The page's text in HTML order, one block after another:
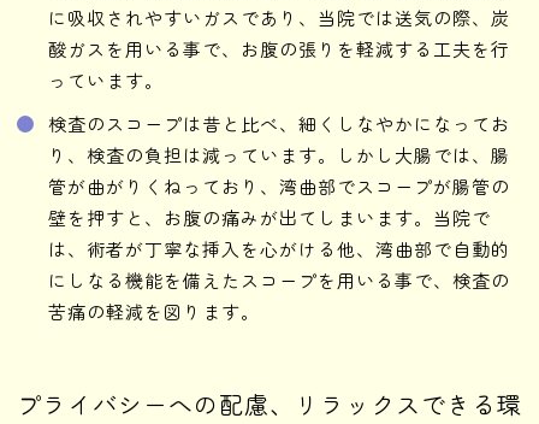
に吸収されやすいガスであり、当院では送気の際、炭
酸ガスを用いる事で、お腹の張りを軽減する工夫を行
っています。
検査のスコープは昔と比べ、細くしなやかになってお
り、検査の負担は減っています。しかし大腸では、腸
管が曲がりくねっており、湾曲部でスコープが腸管の
壁を押すと、お腹の痛みが出てしまいます。当院で
は、術者が丁寧な挿入を心がける他、湾曲部で自動的
にしなる機能を備えたスコープを用いる事で、検査の
苦痛の軽減を図ります。
プライバシーへの配慮、リラックスできる環